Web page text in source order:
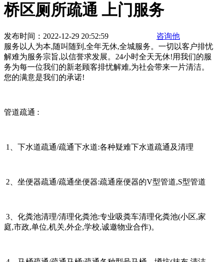
桥区厕所疏通 上门服务
发布时间：2022-12-29 20:52:59
咨询他
服务以人为本,随叫随到,全年无休,全城服务。一切以客户排忧
解难为服务宗旨,以信誉求发展。24小时全天无休!用我们的服
务为每一位我们的新老顾客排忧解难,为社会带来一片清洁。
您的满意是我们的承诺!
管道疏通 :
1、下水道疏通/疏通下水道:各种疑难下水道疏通及清理
2、坐便器疏通/疏通坐便器:疏通座便器的V型管道,S型管道
3、化粪池清理/清理化粪池:专业吸粪车清理化粪池(小区,家
庭,市政,单位,机关,外企,学校,诚邀物业合作)。